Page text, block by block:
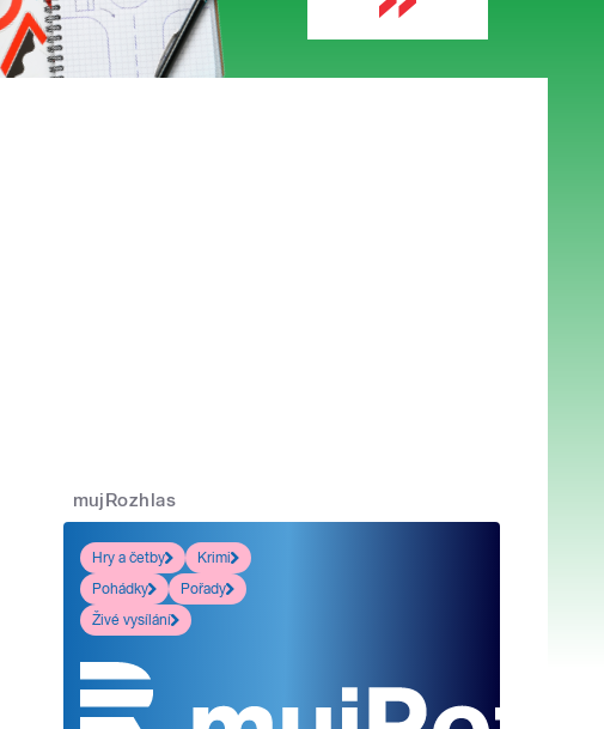
mujRozhlas
Hry a četby
Krimi
Pohádky
Pořady
Živé vysílání